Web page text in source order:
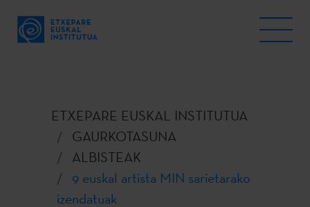
ETXEPARE EUSKAL INSTITUTUA
GAURKOTASUNA
ALBISTEAK
9 euskal artista MIN sarietarako
izendatuak